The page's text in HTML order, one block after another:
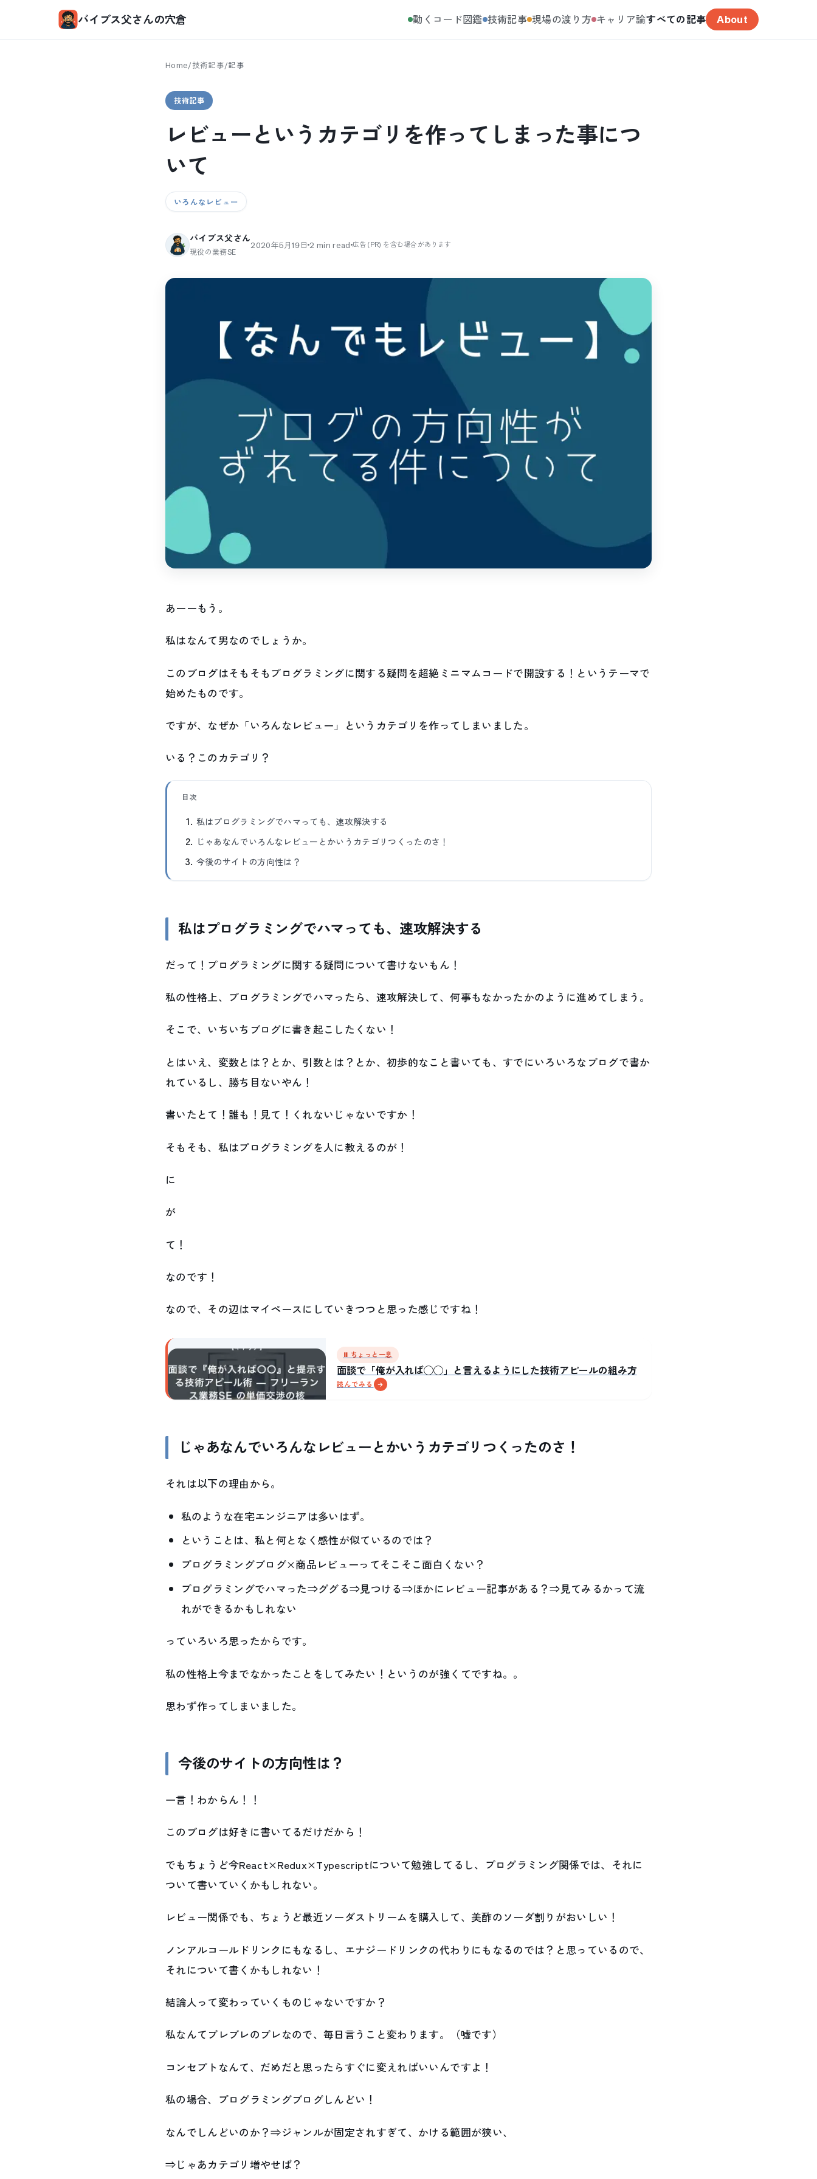
バイブス父さんの穴倉 動くコード図鑑 技術記事 現場の渡り方 キャリア論すべての記事 About
Home/技術記事/記事
技術記事
レビューというカテゴリを作ってしまった事につ
いて
いろんなレビュー
バイブス父さん
現役の業務SE
2020年5月19日 2 min read 広告 (PR) を含む場合があります
あーーもう。
私はなんて男なのでしょうか。
このブログはそもそもプログラミングに関する疑問を超絶ミニマムコードで開設する！というテーマで
始めたものです。
ですが、なぜか「いろんなレビュー」というカテゴリを作ってしまいました。
いる？このカテゴリ？
目次
私はプログラミングでハマっても、速攻解決する
じゃあなんでいろんなレビューとかいうカテゴリつくったのさ！
今後のサイトの方向性は？
私はプログラミングでハマっても、速攻解決する
だって！プログラミングに関する疑問について書けないもん！
私の性格上、プログラミングでハマったら、速攻解決して、何事もなかったかのように進めてしまう。
そこで、いちいちブログに書き起こしたくない！
とはいえ、変数とは？とか、引数とは？とか、初歩的なこと書いても、すでにいろいろなブログで書か
れているし、勝ち目ないやん！
書いたとて！誰も！見て！くれないじゃないですか！
そもそも、私はプログラミングを人に教えるのが！
に
が
て！
なのです！
なので、その辺はマイペースにしていきつつと思った感じですね！
⏸ ちょっと一息
面談で「俺が入れば◯◯」と言えるようにした技術アピールの組み方
読んでみる
じゃあなんでいろんなレビューとかいうカテゴリつくったのさ！
それは以下の理由から。
私のような在宅エンジニアは多いはず。
ということは、私と何となく感性が似ているのでは？
プログラミングブログ×商品レビューってそこそこ面白くない？
プログラミングでハマった⇒ググる⇒見つける⇒ほかにレビュー記事がある？⇒見てみるかって流
れができるかもしれない
っていろいろ思ったからです。
私の性格上今までなかったことをしてみたい！というのが強くてですね。。
思わず作ってしまいました。
今後のサイトの方向性は？
一言！わからん！！
このブログは好きに書いてるだけだから！
でもちょうど今React×Redux×Typescriptについて勉強してるし、プログラミング関係では、それに
ついて書いていくかもしれない。
レビュー関係でも、ちょうど最近ソーダストリームを購入して、美酢のソーダ割りがおいしい！
ノンアルコールドリンクにもなるし、エナジードリンクの代わりにもなるのでは？と思っているので、
それについて書くかもしれない！
結論人って変わっていくものじゃないですか？
私なんてブレブレのブレなので、毎日言うこと変わります。（嘘です）
コンセプトなんて、だめだと思ったらすぐに変えればいいんですよ！
私の場合、プログラミングブログしんどい！
なんでしんどいのか？⇒ジャンルが固定されすぎて、かける範囲が狭い、
⇒じゃあカテゴリ増やせば？